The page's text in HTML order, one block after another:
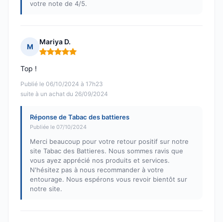
votre note de 4/5.
M
Mariya D.
Note : 5 sur 5
Publié le 06/10/2024 à 17h23
suite à un achat du 26/09/2024
Top !
Réponse de Tabac des battieres
Publiée le 07/10/2024
Merci beaucoup pour votre retour positif sur notre
site Tabac des Battieres. Nous sommes ravis que
vous ayez apprécié nos produits et services.
N'hésitez pas à nous recommander à votre
entourage. Nous espérons vous revoir bientôt sur
notre site.